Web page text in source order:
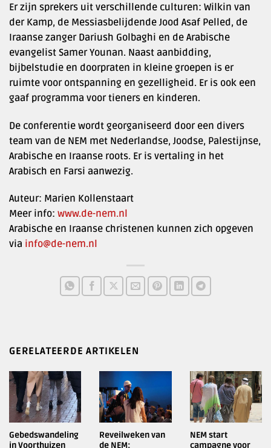
Er zijn sprekers uit verschillende culturen: Wilkin van
der Kamp, de Messiasbelijdende Jood Asaf Pelled, de
Iraanse zanger Dariush Golbaghi en de Arabische
evangelist Samer Younan. Naast aanbidding,
bijbelstudie en doorpraten in kleine groepen is er
ruimte voor ontspanning en gezelligheid. Er is ook een
gaaf programma voor tieners en kinderen.
De conferentie wordt georganiseerd door een divers
team van de NEM met Nederlandse, Joodse, Palestijnse,
Arabische en Iraanse roots. Er is vertaling in het
Arabisch en Farsi aanwezig.
Auteur: Marien Kollenstaart
Meer info: www.de-nem.nl
Arabische en Iraanse christenen kunnen zich opgeven
via info@de-nem.nl
GERELATEERDE ARTIKELEN
Gebedswandeling
in Voorthuizen
Reveilweken van
de NEM:
NEM start
campagne voor